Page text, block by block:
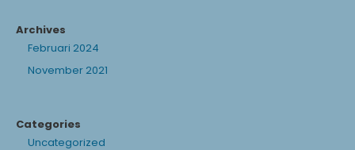
Archives
Februari 2024
November 2021
Categories
Uncategorized